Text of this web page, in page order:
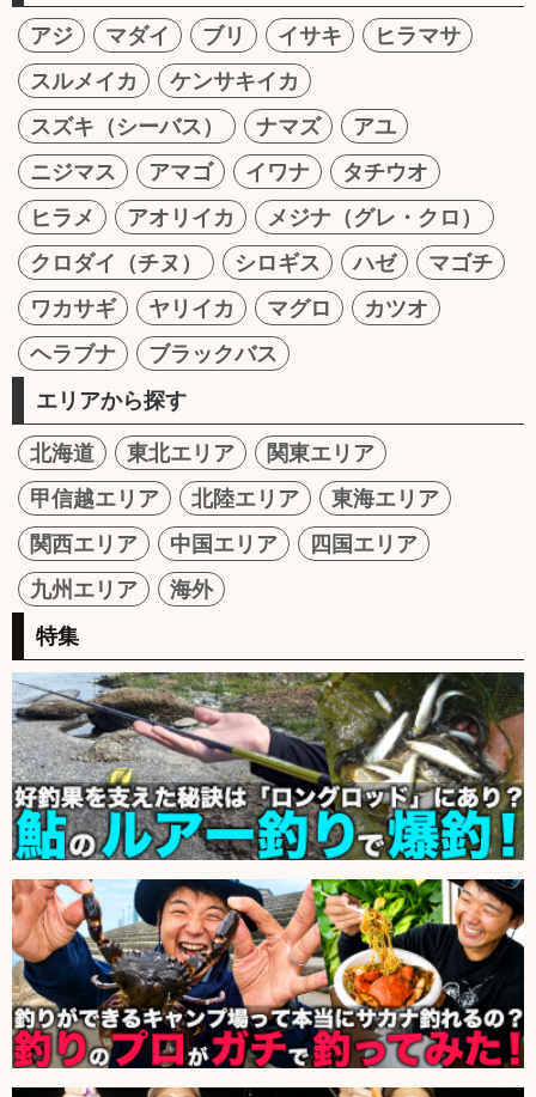
アジ マダイ ブリ イサキ
ヒラマサ
スルメイカ
ケンサキイカ
スズキ（シーバス）
ナマズ
アユ
ニジマス
アマゴ イワナ
タチウオ
ヒラメ
アオリイカ
メジナ（グレ・クロ）
クロダイ（チヌ）
シロギス ハゼ
マゴチ
ワカサギ
ヤリイカ マグロ
カツオ
ヘラブナ
ブラックバス
エリアから探す
北海道 東北エリア
関東エリア
甲信越エリア
北陸エリア
東海エリア
関西エリア
中国エリア
四国エリア
九州エリア
海外
特集